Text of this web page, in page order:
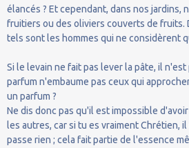
élancés ? Et cependant, dans nos jardins,
fruitiers ou des oliviers couverts de fruits.
tels sont les hommes qui ne considèrent
Si le levain ne fait pas lever la pâte, il n'est
parfum n'embaume pas ceux qui
un parfum ?
Ne dis donc pas qu'il est impossible
les autres, car si tu es vraiment Chrétien,
passe rien ; cela fait partie de l'essence